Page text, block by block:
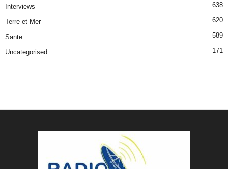
Interviews 638
Terre et Mer 620
Sante 589
Uncategorised 171